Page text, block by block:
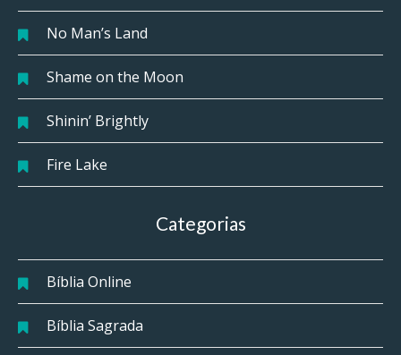
No Man’s Land
Shame on the Moon
Shinin’ Brightly
Fire Lake
Categorias
Bíblia Online
Bíblia Sagrada